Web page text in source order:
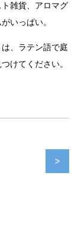
雑貨、アロマグ
いっぱい。
、ラテン語で庭
けてください。
>